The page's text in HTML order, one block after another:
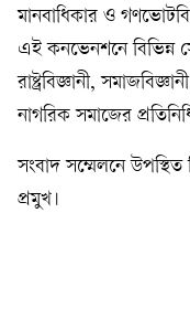
মানবাধিকার ও
এই কনভেনশনে বিভিন্ন
রাষ্ট্রবিজ্ঞানী,
নাগরিক সমাজের
সংবাদ সম্মেলনে
প্রমুখ।